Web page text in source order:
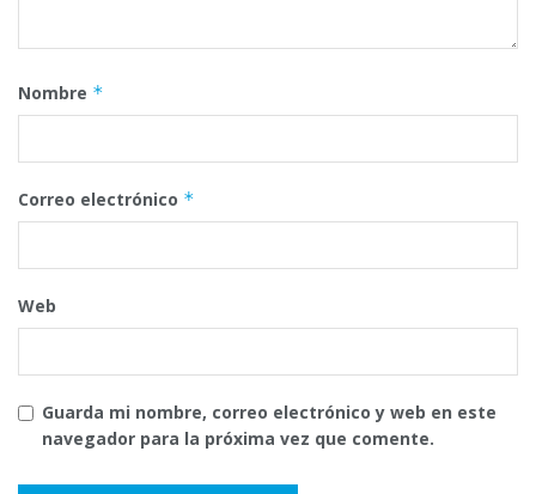
Nombre *
Correo electrónico *
Web
Guarda mi nombre, correo electrónico y web en este
navegador para la próxima vez que comente.